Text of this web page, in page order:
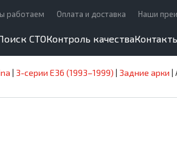
работаем Оплата и доставка Наши
СТОКонтроль качества
| 3-серии E36 (1993–1999) | Задние арки |